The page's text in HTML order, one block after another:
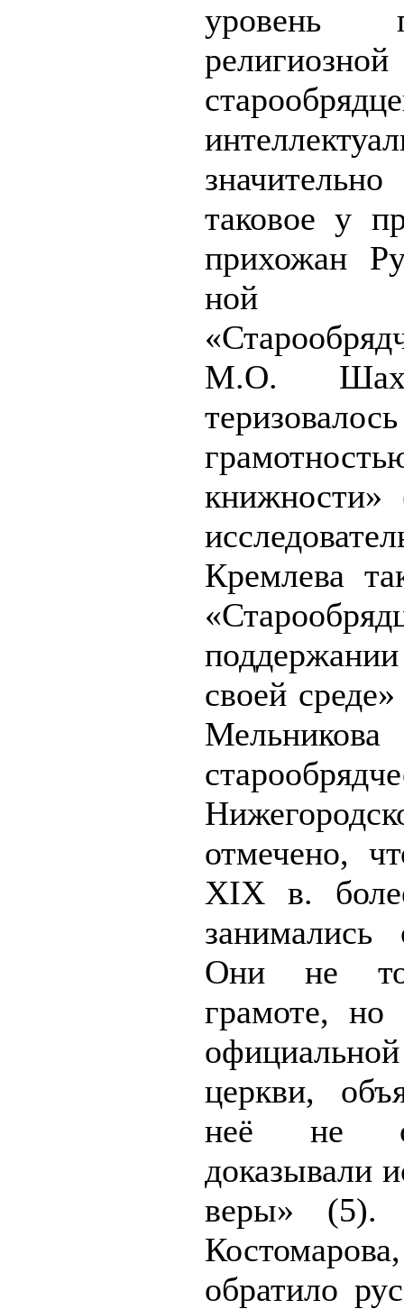
уро­вень
таковое у
прихожан
ной
М.О.
Кремлева
своей
отмечено,
XIX в.
занимались
Они не
грамоте, но
церкви,
неё не
доказывали
веры»
обратило